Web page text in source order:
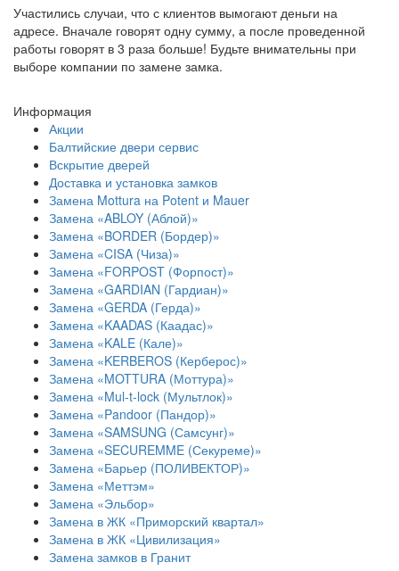
Участились случаи, что с клиентов вымогают деньги на
адресе. Вначале говорят одну сумму, а после проведенной
работы говорят в 3 раза больше! Будьте внимательны при
выборе компании по замене замка.
Информация
Акции
Балтийские двери сервис
Вскрытие дверей
Доставка и установка замков
Замена Mottura на Potent и Mauer
Замена «ABLOY (Аблой)»
Замена «BORDER (Бордер)»
Замена «CISA (Чиза)»
Замена «FORPOST (Форпост)»
Замена «GARDIAN (Гардиан)»
Замена «GERDA (Герда)»
Замена «KAADAS (Каадас)»
Замена «KALE (Кале)»
Замена «KERBEROS (Керберос)»
Замена «MOTTURA (Моттура)»
Замена «Mul-t-lock (Мультлок)»
Замена «Pandoor (Пандор)»
Замена «SAMSUNG (Самсунг)»
Замена «SECUREMME (Секуреме)»
Замена «Барьер (ПОЛИВЕКТОР)»
Замена «Меттэм»
Замена «Эльбор»
Замена в ЖК «Приморский квартал»
Замена в ЖК «Цивилизация»
Замена замков в Гранит